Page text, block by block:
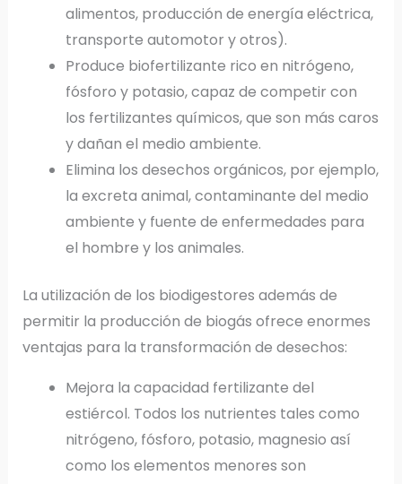
alimentos, producción de energía eléctrica,
transporte automotor y otros).
Produce biofertilizante rico en nitrógeno,
fósforo y potasio, capaz de competir con
los fertilizantes químicos, que son más caros
y dañan el medio ambiente.
Elimina los desechos orgánicos, por ejemplo,
la excreta animal, contaminante del medio
ambiente y fuente de enfermedades para
el hombre y los animales.
La utilización de los biodigestores además de
permitir la producción de biogás ofrece enormes
ventajas para la transformación de desechos:
Mejora la capacidad fertilizante del
estiércol. Todos los nutrientes tales como
nitrógeno, fósforo, potasio, magnesio así
como los elementos menores son